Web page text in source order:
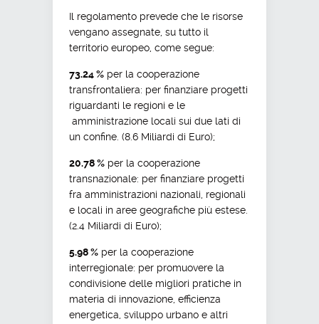
Il regolamento prevede che le risorse
vengano assegnate, su tutto il
territorio europeo, come segue:
73.24 %per la cooperazione
transfrontaliera: per finanziare progetti
riguardanti le regioni e le
amministrazione locali sui due lati di
un confine. (8.6 Miliardi di Euro);
20.78 %per la cooperazione
transnazionale: per finanziare progetti
fra amministrazioni nazionali, regionali
e locali in aree geografiche più estese.
(2.4 Miliardi di Euro);
5.98 %per la cooperazione
interregionale: per promuovere la
condivisione delle migliori pratiche in
materia di innovazione, efficienza
energetica, sviluppo urbano e altri